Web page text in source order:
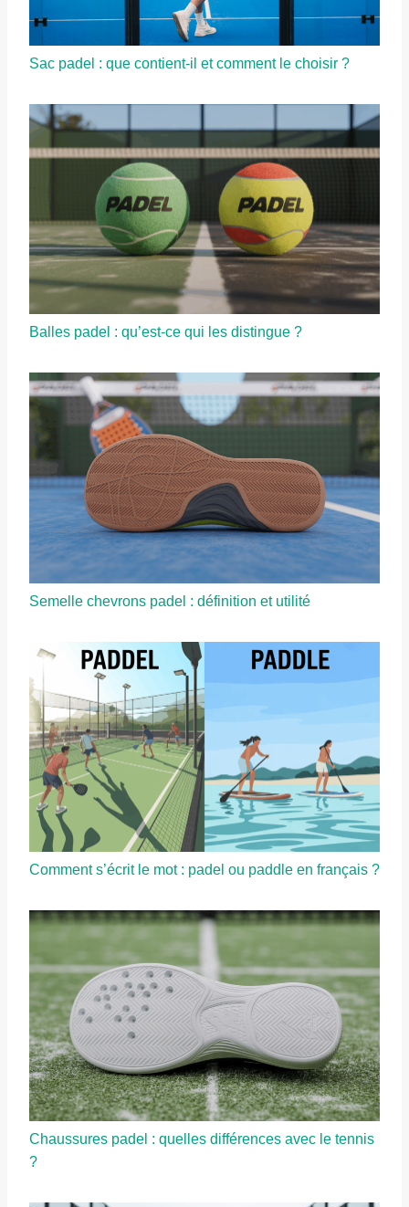
Sac padel : que contient-il et comment le choisir ?
Balles padel : qu’est-ce qui les distingue ?
Semelle chevrons padel : définition et utilité
Comment s’écrit le mot : padel ou paddle en français ?
Chaussures padel : quelles différences avec le tennis
?